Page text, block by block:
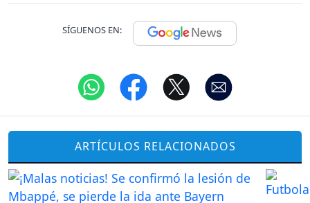
SÍGUENOS EN:
ARTÍCULOS RELACIONADOS